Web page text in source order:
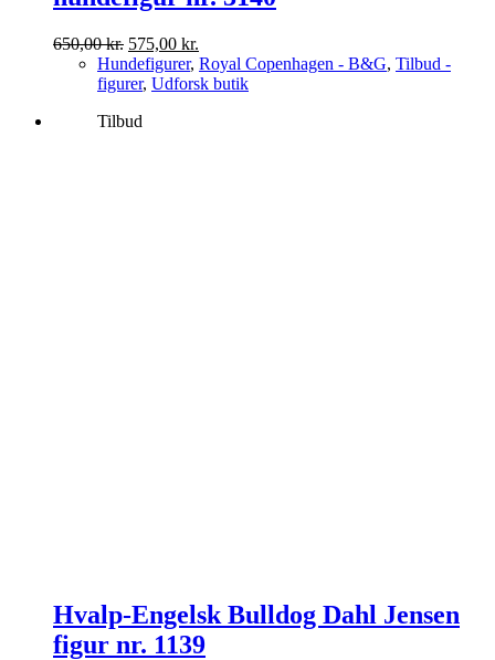
650,00kr. Den
oprindelige
pris
650,00 kr..
575,00 kr.
aktuelle
pris
Hundefigurer, Royal Copenhagen - B&G, Tilbud -
figurer, Udforsk butik
Tilbud
Hvalp-Engelsk Bulldog Dahl Jensen
figur nr. 1139